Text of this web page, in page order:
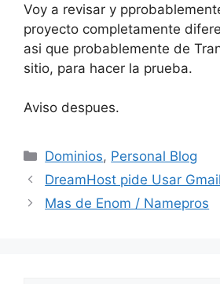
Voy a revisar y
proyecto completamente
asi que probablemente de
sitio, para hacer la prueba.
Aviso despues.
Categorías
Dominios, Personal Blog
DreamHost pide Usar
Mas de Enom / Namepros